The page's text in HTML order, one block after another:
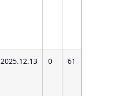
2025.12.13 0 61